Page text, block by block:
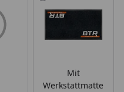
Mit
Werkstattmatte